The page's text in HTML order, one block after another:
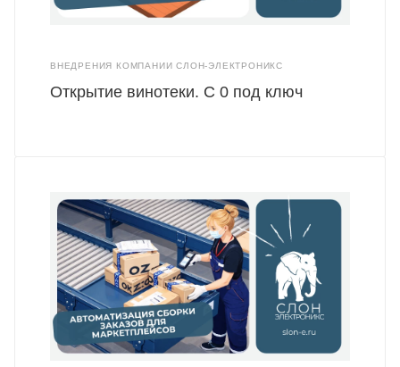
ВНЕДРЕНИЯ КОМПАНИИ СЛОН-ЭЛЕКТРОНИКС
Открытие винотеки. С 0 под ключ